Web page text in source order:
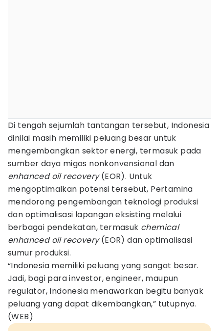
Di tengah sejumlah tantangan tersebut, Indonesia
dinilai masih memiliki peluang besar untuk
mengembangkan sektor energi, termasuk pada
sumber daya migas nonkonvensional dan
enhanced oil recovery(EOR). Untuk
mengoptimalkan potensi tersebut, Pertamina
mendorong pengembangan teknologi produksi
dan optimalisasi lapangan eksisting melalui
berbagai pendekatan, termasuk chemical
enhanced oil recovery(EOR) dan optimalisasi
sumur produksi.
“Indonesia memiliki peluang yang sangat besar.
Jadi, bagi para investor, engineer, maupun
regulator, Indonesia menawarkan begitu banyak
peluang yang dapat dikembangkan,” tutupnya.
(WEB)